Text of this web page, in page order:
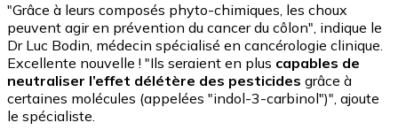
"Grâce à leurs composés phyto-chimiques, les choux
peuvent agir en prévention du cancer du côlon", indique le
Dr Luc Bodin, médecin spécialisé en cancérologie clinique.
Excellente nouvelle ! "Ils seraient en plus capables de
neutraliser l’effet délétère des pesticides grâce à
certaines molécules (appelées "indol-3-carbinol")", ajoute
le spécialiste.